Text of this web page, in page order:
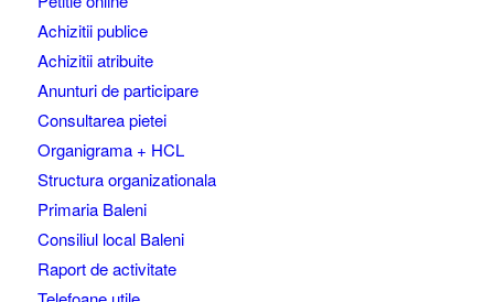
Achizitii publice
Achizitii atribuite
Anunturi de participare
Consultarea pietei
Organigrama + HCL
Structura organizationala
Primaria Baleni
Consiliul local Baleni
Raport de activitate